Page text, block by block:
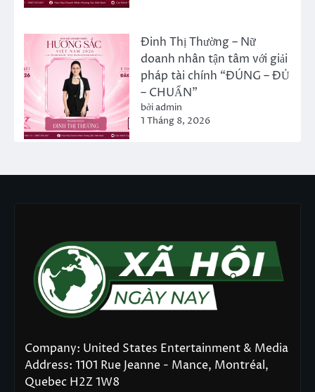
Đinh Thị Thường – Nữ
doanh nhân tận tâm với giải
pháp tài chính “ĐÚNG – ĐỦ
– CHUẨN”
bởi admin
1 Tháng 8, 2026
Company: United States Entertainment & Media
Address: 1101 Rue Jeanne - Mance, Montréal,
Quebec H2Z 1W8